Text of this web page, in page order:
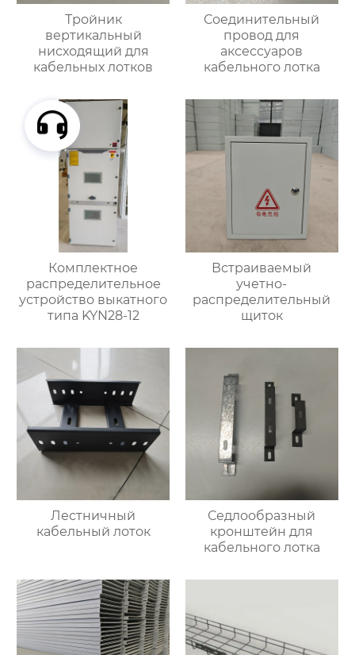
Тройник
вертикальный
нисходящий для
кабельных лотков
Соединительный
провод для
аксессуаров
кабельного лотка
Комплектное
распределительное
устройство выкатного
типа KYN28-12
Встраиваемый
учетно-
распределительный
щиток
Лестничный
кабельный лоток
Седлообразный
кронштейн для
кабельного лотка